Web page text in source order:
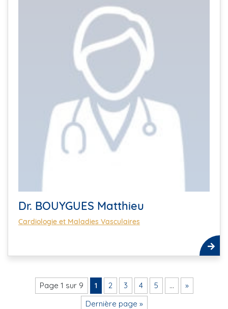
Dr. BOUYGUES Matthieu
Cardiologie et Maladies Vasculaires
Page 1 sur 9 1 2 3 4 5 …
»
Dernière page »